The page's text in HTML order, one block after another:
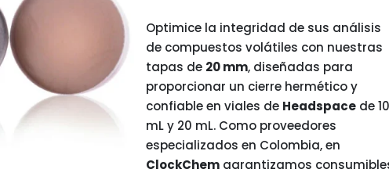
Optimice la integridad de sus análisis
de compuestos volátiles con nuestras
tapas de 20 mm, diseñadas para
proporcionar un cierre hermético y
confiable en viales de Headspace de 10
mL y 20 mL. Como proveedores
especializados en Colombia, en
ClockChem garantizamos